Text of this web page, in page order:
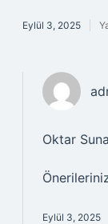
Eylül 3, 2025
Oktar
Eylül 3, 2025